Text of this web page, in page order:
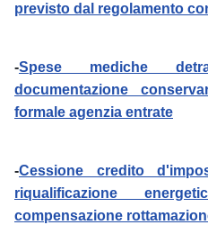
previsto dal regolamento
-Spese mediche
documentazione
formale agenzia entrate
-Cessione credito
riqualificazione
compensazione